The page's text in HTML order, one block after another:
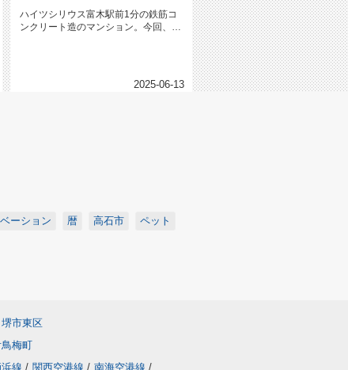
ハイツシリウス富木駅前1分の鉄筋コ
ンクリート造のマンション。今回、空
2025-06-13
ーション 暦 高石市 ペット
堺市東区
梅町
線 / 関西空港線 / 南海空港線 /